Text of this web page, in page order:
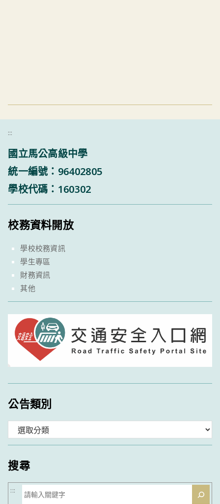
:::
國立馬公高級中學
統一編號：96402805
學校代碼：160302
校務資料開放
學校校務資訊
學生專區
財務資訊
其他
公告類別
類
搜尋
搜
:::